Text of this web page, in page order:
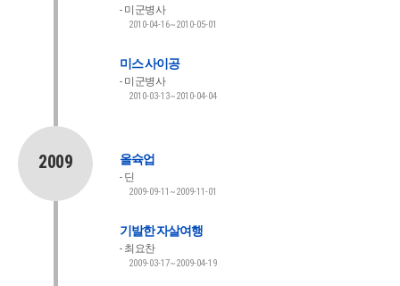
미군병사
2010-04-16~2010-05-01
미스 사이공
미군병사
2010-03-13~2010-04-04
2009 올슉업
딘
2009-09-11~2009-11-01
기발한 자살여행
최요찬
2009-03-17~2009-04-19